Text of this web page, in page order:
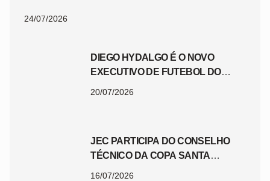
24/07/2026
DIEGO HYDALGO É O NOVO
EXECUTIVO DE FUTEBOL DO
20/07/2026
JEC PARTICIPA DO CONSELHO
TÉCNICO DA COPA SANTA
16/07/2026